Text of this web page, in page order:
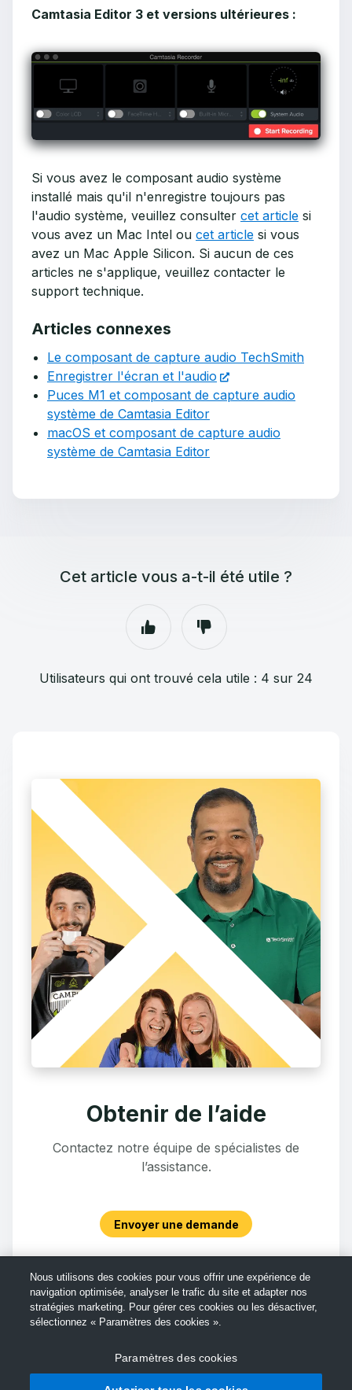
Camtasia Editor 3 et versions ultérieures :
Si vous avez le composant audio système
installé mais qu'il n'enregistre toujours pas
l'audio système, veuillez consulter cet article si
vous avez un Mac Intel ou cet article si vous
avez un Mac Apple Silicon. Si aucun de ces
articles ne s'applique, veuillez contacter le
support technique.
Articles connexes
Le composant de capture audio TechSmith
Enregistrer l'écran et l'audio
Puces M1 et composant de capture audio
système de Camtasia Editor
macOS et composant de capture audio
système de Camtasia Editor
Cet article vous a-t-il été utile ?
Utilisateurs qui ont trouvé cela utile : 4 sur 24
Obtenir de l’aide
Contactez notre équipe de spécialistes de
l’assistance.
Envoyer une demande
Nous utilisons des cookies pour vous offrir une expérience de
navigation optimisée, analyser le trafic du site et adapter nos
stratégies marketing. Pour gérer ces cookies ou les désactiver,
sélectionnez « Paramètres des cookies ».
Paramètres des cookies